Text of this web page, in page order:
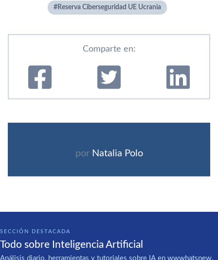
Reserva Ciberseguridad UE Ucrania
Comparte en:
por Natalia Polo
SECCIÓN DESTACADA
Todo sobre Inteligencia Artificial
Análisis diario, herramientas y tutoriales sobre IA en wwwhatsnew.